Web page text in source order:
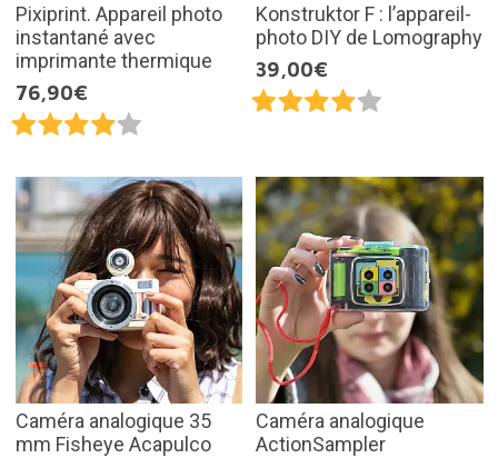
Pixiprint. Appareil photo
instantané avec
imprimante thermique
76,90€
Konstruktor F : l’appareil-
photo DIY de Lomography
39,00€
Caméra analogique 35
mm Fisheye Acapulco
Caméra analogique
ActionSampler